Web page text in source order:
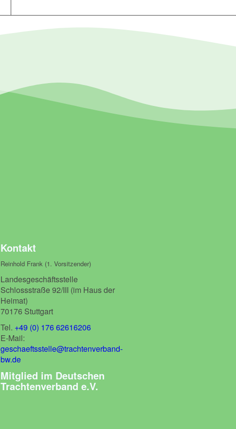
Kontakt
Reinhold Frank (1. Vorsitzender)
Landesgeschäftsstelle
Schlossstraße 92/III (im Haus der
Heimat)
70176 Stuttgart
Tel. +49 (0) 176 62616206
E-Mail:
geschaeftsstelle@trachtenverband-
bw.de
Mitglied im Deutschen
Trachtenverband e.V.